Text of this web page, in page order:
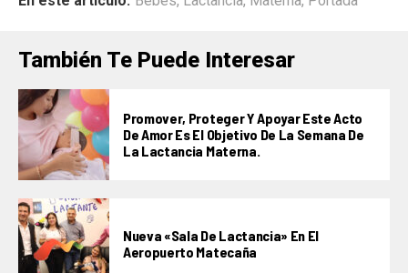
También Te Puede Interesar
Promover, Proteger Y Apoyar Este Acto
De Amor Es El Objetivo De La Semana De
La Lactancia Materna.
Nueva «Sala De Lactancia» En El
Aeropuerto Matecaña